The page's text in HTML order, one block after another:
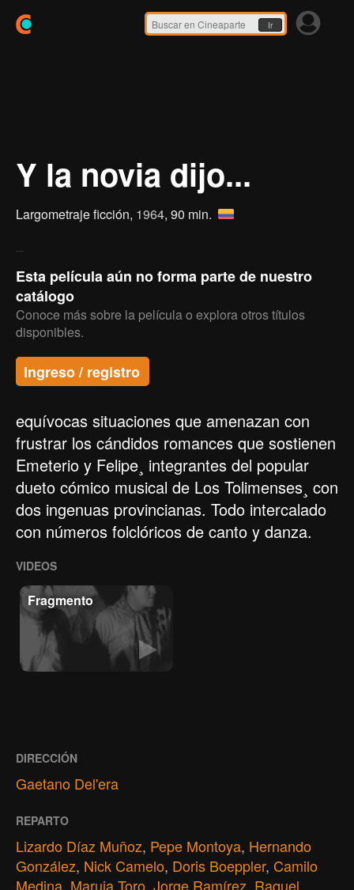
Ir
Y la novia dijo...
Largometraje ficción, 1964, 90 min.
Esta película aún no forma parte de nuestro
catálogo
Conoce más sobre la película o explora otros títulos
disponibles.
Ingreso / registro
equívocas situaciones que amenazan con
frustrar los cándidos romances que sostienen
Emeterio y Felipe¸ integrantes del popular
dueto cómico musical de Los Tolimenses¸ con
dos ingenuas provincianas. Todo intercalado
con números folclóricos de canto y danza.
VIDEOS
Fragmento
DIRECCIÓN
Gaetano Del'era
REPARTO
Lizardo Díaz Muñoz, Pepe Montoya, Hernando
González, Nick Camelo, Doris Boeppler, Camilo
Medina, Maruja Toro, Jorge Ramírez, Raquel